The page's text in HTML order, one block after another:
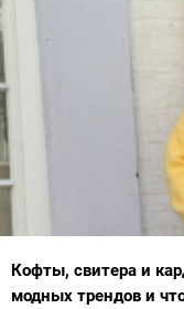
Кофты, свитера и
модных трендов и